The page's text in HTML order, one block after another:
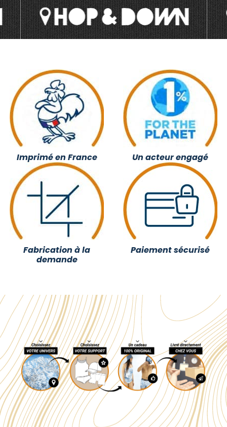
Imprimé en France Un acteur engagé
Fabrication à la
demande
Paiement sécurisé